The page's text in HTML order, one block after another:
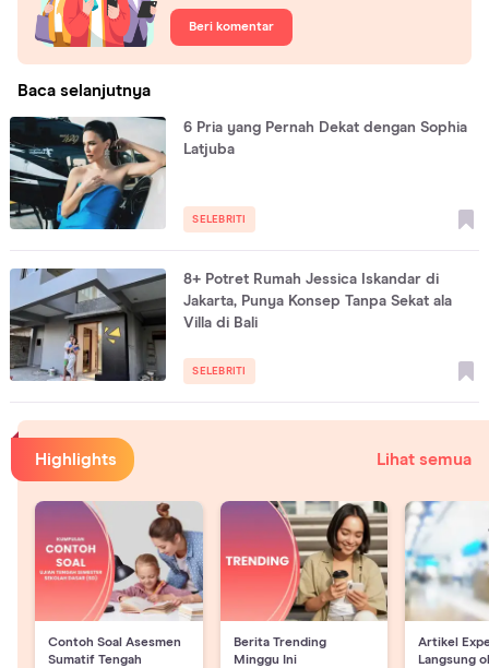
Beri komentar
Baca selanjutnya
6 Pria yang Pernah Dekat dengan Sophia
Latjuba
SELEBRITI
8+ Potret Rumah Jessica Iskandar di
Jakarta, Punya Konsep Tanpa Sekat ala
Villa di Bali
SELEBRITI
Highlights Lihat semua
Contoh Soal Asesmen
Sumatif Tengah
Berita Trending
Minggu Ini
Artikel
Langsung